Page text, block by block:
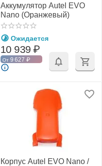
Аккумулятор Autel EVO
Nano (Оранжевый)
Ожидается
10 939 ₽
От 9 627 ₽
Корпус Autel EVO Nano /